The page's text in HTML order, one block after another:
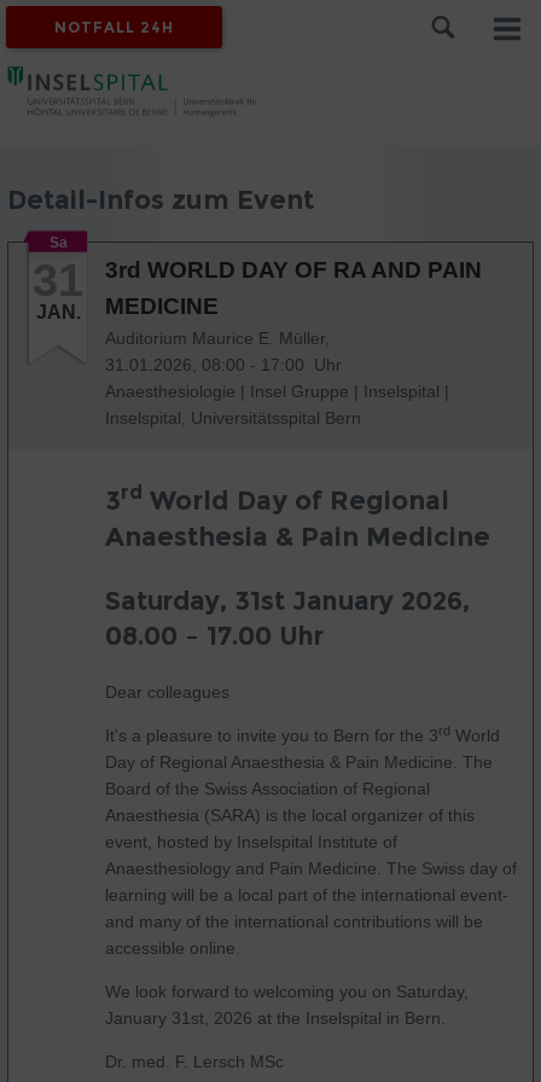
NOTFALL 24H
Detail-Infos zum Event
Sa
31
JAN.
3rd WORLD DAY OF RA AND PAIN
MEDICINE
Auditorium Maurice E. Müller,
31.01.2026, 08:00 - 17:00 Uhr
Anaesthesiologie | Insel Gruppe | Inselspital |
Inselspital, Universitätsspital Bern
3rd World Day of Regional
Anaesthesia & Pain Medicine
Saturday, 31st January 2026,
08.00 – 17.00 Uhr
Dear colleagues
It's a pleasure to invite you to Bern for the 3rd World
Day of Regional Anaesthesia & Pain Medicine. The
Board of the Swiss Association of Regional
Anaesthesia (SARA) is the local organizer of this
event, hosted by Inselspital Institute of
Anaesthesiology and Pain Medicine. The Swiss day of
learning will be a local part of the international event-
and many of the international contributions will be
accessible online.
We look forward to welcoming you on Saturday,
January 31st, 2026 at the Inselspital in Bern.
Dr. med. F. Lersch MSc